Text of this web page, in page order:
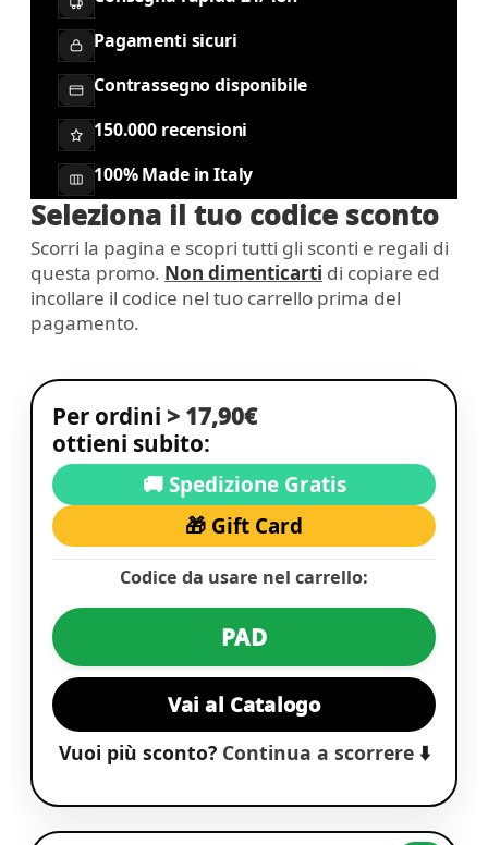
Pagamenti sicuri
Contrassegno disponibile
150.000 recensioni
100% Made in Italy
Seleziona il tuo codice sconto
Scorri la pagina e scopri tutti gli sconti e regali di
questa promo. Non dimenticarti di copiare ed
incollare il codice nel tuo carrello prima del
pagamento.
Per ordini > 17,90€
ottieni subito:
🚚 Spedizione Gratis
🎁 Gift Card
Codice da usare nel carrello:
PAD
Vai al Catalogo
Vuoi più sconto? Continua a scorrere⬇️